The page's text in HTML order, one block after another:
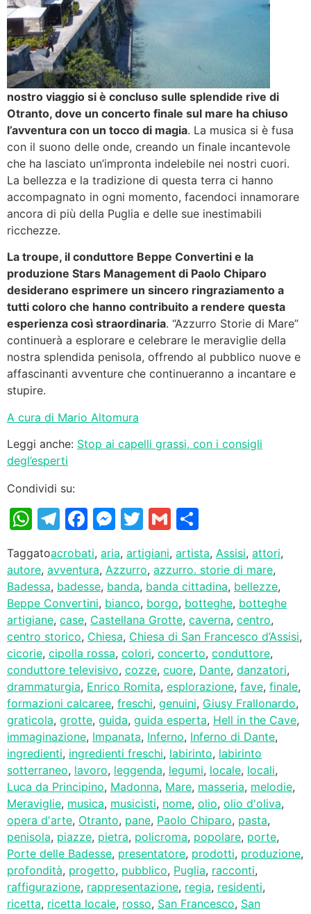
nostro viaggio si è concluso sulle splendide rive di
Otranto, dove un concerto finale sul mare ha chiuso
l’avventura con un tocco di magia. La musica si è fusa
con il suono delle onde, creando un finale incantevole
che ha lasciato un’impronta indelebile nei nostri cuori.
La bellezza e la tradizione di questa terra ci hanno
accompagnato in ogni momento, facendoci innamorare
ancora di più della Puglia e delle sue inestimabili
ricchezze.
La troupe, il conduttore Beppe Convertini e la
produzione Stars Management di Paolo Chiparo
desiderano esprimere un sincero ringraziamento a
tutti coloro che hanno contribuito a rendere questa
esperienza così straordinaria. “Azzurro Storie di Mare”
continuerà a esplorare e celebrare le meraviglie della
nostra splendida penisola, offrendo al pubblico nuove e
affascinanti avventure che continueranno a incantare e
stupire.
A cura di Mario Altomura
Leggi anche: Stop ai capelli grassi, con i consigli
degl’esperti
Condividi su:
WhatsApp
Telegram
Facebook
Messenger
Twitter
Gmail
Taggatoacrobati, aria, artigiani, artista, Assisi, attori,
autore, avventura, Azzurro, azzurro. storie di mare,
Badessa, badesse, banda, banda cittadina, bellezze,
Beppe Convertini, bianco, borgo, botteghe, botteghe
artigiane, case, Castellana Grotte, caverna, centro,
centro storico, Chiesa, Chiesa di San Francesco d’Assisi,
cicorie, cipolla rossa, colori, concerto, conduttore,
conduttore televisivo, cozze, cuore, Dante, danzatori,
drammaturgia, Enrico Romita, esplorazione, fave, finale,
formazioni calcaree, freschi, genuini, Giusy Frallonardo,
graticola, grotte, guida, guida esperta, Hell in the Cave,
immaginazione, Impanata, Inferno, Inferno di Dante,
ingredienti, ingredienti freschi, labirinto, labirinto
sotterraneo, lavoro, leggenda, legumi, locale, locali,
Luca da Principino, Madonna, Mare, masseria, melodie,
Meraviglie, musica, musicisti, nome, olio, olio d'oliva,
opera d'arte, Otranto, pane, Paolo Chiparo, pasta,
penisola, piazze, pietra, policroma, popolare, porte,
Porte delle Badesse, presentatore, prodotti, produzione,
profondità, progetto, pubblico, Puglia, racconti,
raffigurazione, rappresentazione, regia, residenti,
ricetta, ricetta locale, rosso, San Francesco, San